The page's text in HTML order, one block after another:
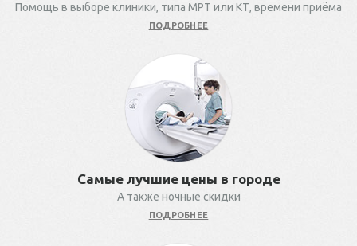
Помощь в выборе клиники, типа МРТ или КТ, времени приёма
ПОДРОБНЕЕ
Самые лучшие цены в городе
А также ночные скидки
ПОДРОБНЕЕ